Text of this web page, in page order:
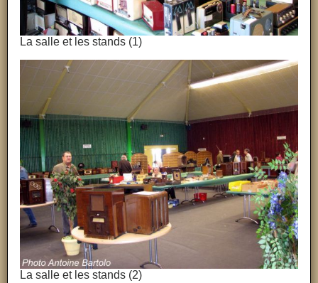
La salle et les stands (1)
La salle et les stands (2)